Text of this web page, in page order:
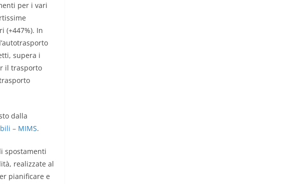
per i vari
(+447%). In
supera i
il trasporto
dalla
– MIMS.
spostamenti
realizzate al
pianificare e